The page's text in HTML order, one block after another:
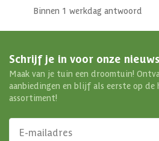
Binnen 1 werkdag antwoord
Schrijf je in voor onze
Maak van je tuin een droomtuin!
aanbiedingen en blijf als eerste op de
assortiment!